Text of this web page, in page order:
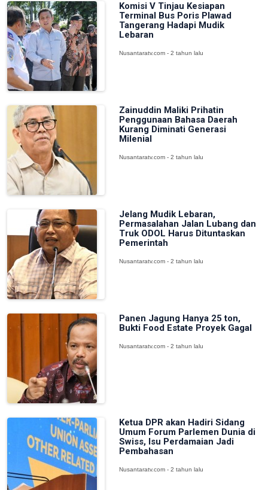
Komisi V Tinjau Kesiapan
Terminal Bus Poris Plawad
Tangerang Hadapi Mudik
Lebaran
Nusantaratv.com - 2 tahun lalu
Zainuddin Maliki Prihatin
Penggunaan Bahasa Daerah
Kurang Diminati Generasi
Milenial
Nusantaratv.com - 2 tahun lalu
Jelang Mudik Lebaran,
Permasalahan Jalan Lubang dan
Truk ODOL Harus Dituntaskan
Pemerintah
Nusantaratv.com - 2 tahun lalu
Panen Jagung Hanya 25 ton,
Bukti Food Estate Proyek Gagal
Nusantaratv.com - 2 tahun lalu
Ketua DPR akan Hadiri Sidang
Umum Forum Parlemen Dunia di
Swiss, Isu Perdamaian Jadi
Pembahasan
Nusantaratv.com - 2 tahun lalu